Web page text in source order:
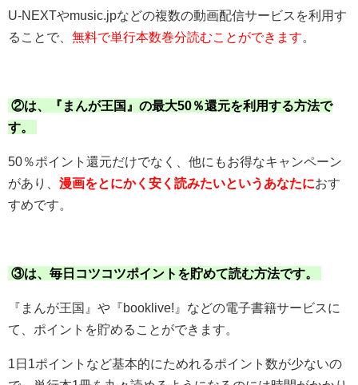
U-NEXTやmusic.jpなどの複数の動画配信サービスを利用す
ることで、 無料で単行本数巻分読むことができます
②は、『まんが王国』の最大50％還元を利用する方法で
す。
50％ポイント還元だけでなく、他にもお得なキャンペーン
があり、 漫画をとにかく安く読みたいというあなたにおす
すめです。
③は、毎日コツコツポイントを貯めて読む方法です。
『まんが王国』や『booklive!』などの電子書籍サービスに
て、ポイントを貯めることができます。
1日1ポイントなど基本的にためれるポイント数が少ないの